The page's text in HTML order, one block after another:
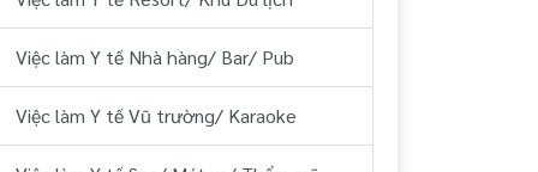
Việc làm Y tế Nhà hàng/ Bar/ Pub
Việc làm Y tế Vũ trường/ Karaoke